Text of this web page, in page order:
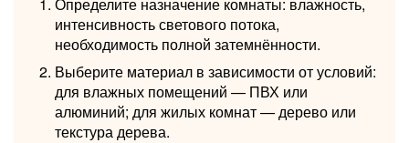
интенсивность светового потока,
необходимость полной затемнённости.
Выберите материал в зависимости от условий:
для влажных помещений — ПВХ или
алюминий; для жилых комнат — дерево или
текстура дерева.